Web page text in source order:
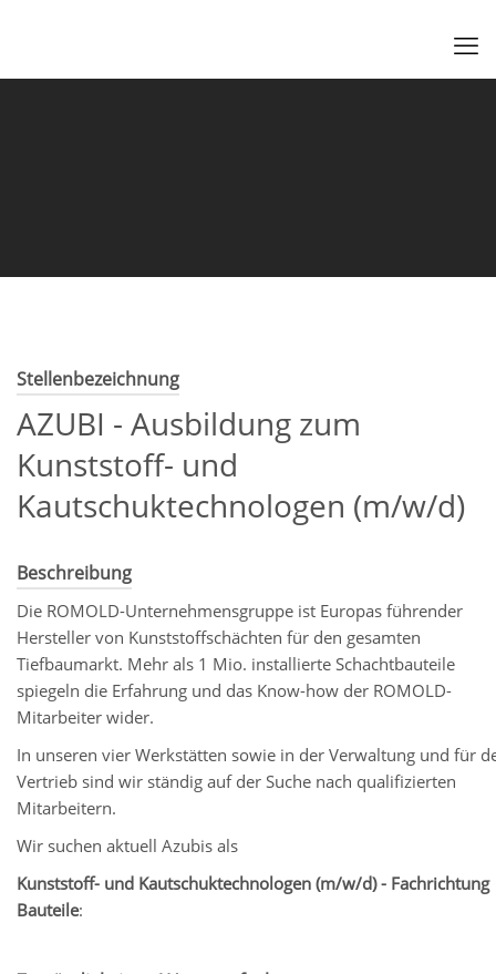
Stellenbezeichnung
AZUBI - Ausbildung zum
Kunststoff- und
Kautschuktechnologen (m/w/d)
Beschreibung
Die ROMOLD-Unternehmensgruppe ist Europas führender
Hersteller von Kunststoffschächten für den gesamten
Tiefbaumarkt. Mehr als 1 Mio. installierte Schachtbauteile
spiegeln die Erfahrung und das Know-how der ROMOLD-
Mitarbeiter wider.
In unseren vier Werkstätten sowie in der Verwaltung und für
Vertrieb sind wir ständig auf der Suche nach qualifizierten
Mitarbeitern.
Wir suchen aktuell Azubis als
Kunststoff- und Kautschuktechnologen (m/w/d) - Fachrichtung
Bauteile: